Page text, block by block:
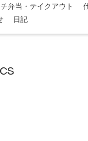
弁当・テイクアウト
日記